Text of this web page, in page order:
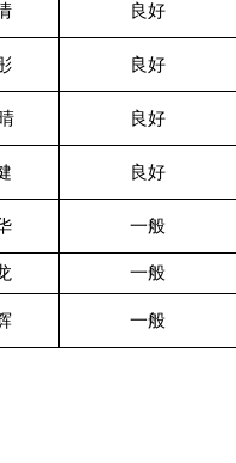
良好
良好
良好
良好
一般
一般
一般